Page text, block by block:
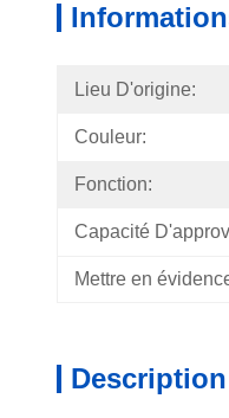
Lieu D'origine:
Couleur:
Fonction:
Capacité
Mettre en